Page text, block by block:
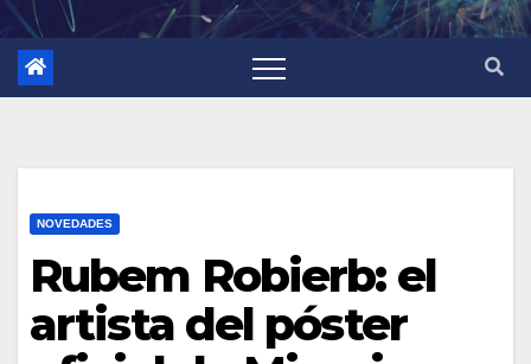
NOVEDADES
Rubem Robierb: el
artista del póster